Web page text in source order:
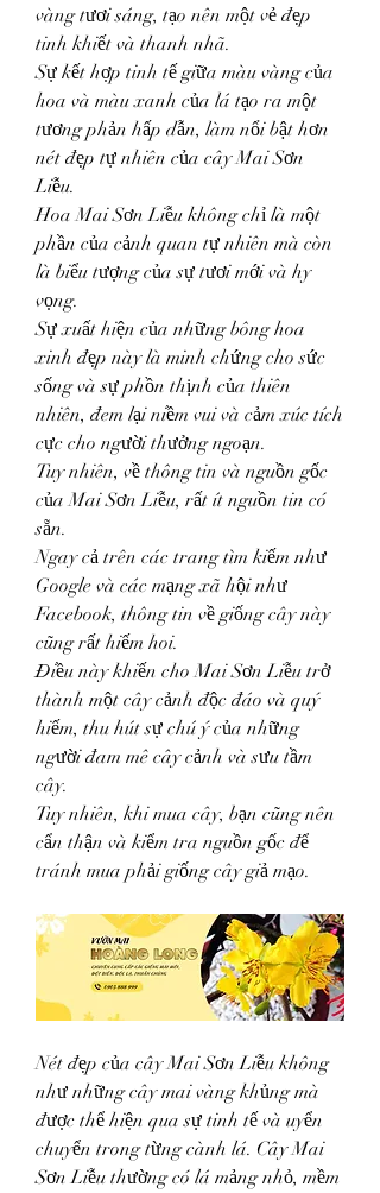
vàng tươi sáng, tạo nên một vẻ đẹp
tinh khiết và thanh nhã.
Sự kết hợp tinh tế giữa màu vàng của
hoa và màu xanh của lá tạo ra một
tương phản hấp dẫn, làm nổi bật hơn
nét đẹp tự nhiên của cây Mai Sơn
Liễu.
Hoa Mai Sơn Liễu không chỉ là một
phần của cảnh quan tự nhiên mà còn
là biểu tượng của sự tươi mới và hy
vọng.
Sự xuất hiện của những bông hoa
xinh đẹp này là minh chứng cho sức
sống và sự phồn thịnh của thiên
nhiên, đem lại niềm vui và cảm xúc tích
cực cho người thưởng ngoạn.
Tuy nhiên, về thông tin và nguồn gốc
của Mai Sơn Liễu, rất ít nguồn tin có
sẵn.
Ngay cả trên các trang tìm kiếm như
Google và các mạng xã hội như
Facebook, thông tin về giống cây này
cũng rất hiếm hoi.
Điều này khiến cho Mai Sơn Liễu trở
thành một cây cảnh độc đáo và quý
hiếm, thu hút sự chú ý của những
người đam mê cây cảnh và sưu tầm
cây.
Tuy nhiên, khi mua cây, bạn cũng nên
cẩn thận và kiểm tra nguồn gốc để
tránh mua phải giống cây giả mạo.
Nét đẹp của cây Mai Sơn Liễu không
như những cây mai vàng khủng mà
được thể hiện qua sự tinh tế và uyển
chuyển trong từng cành lá. Cây Mai
Sơn Liễu thường có lá mảng nhỏ, mềm